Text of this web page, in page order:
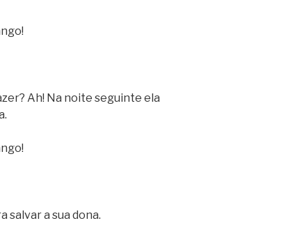
Ah! Na noite seguinte ela
salvar a sua dona.